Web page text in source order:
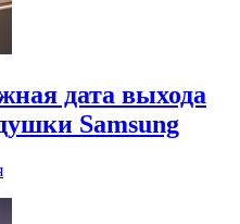
дата выхода
Samsung